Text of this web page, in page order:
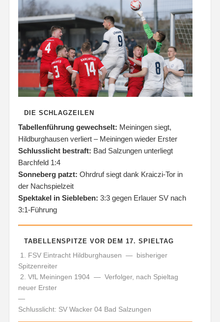
DIE SCHLAGZEILEN
Tabellenführung gewechselt: Meiningen siegt,
Hildburghausen verliert – Meiningen wieder Erster
Schlusslicht bestraft: Bad Salzungen unterliegt
Barchfeld 1:4
Sonneberg patzt: Ohrdruf siegt dank Kraiczi-Tor in
der Nachspielzeit
Spektakel in Siebleben: 3:3 gegen Erlauer SV nach
3:1-Führung
TABELLENSPITZE VOR DEM 17. SPIELTAG
1. FSV Eintracht Hildburghausen — bisheriger
Spitzenreiter
2. VfL Meiningen 1904 — Verfolger, nach Spieltag
neuer Erster
—
Schlusslicht: SV Wacker 04 Bad Salzungen